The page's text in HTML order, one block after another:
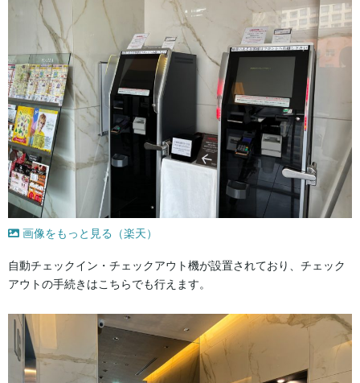
画像をもっと見る（楽天）
自動チェックイン・チェックアウト機が設置されており、チェック
アウトの手続きはこちらでも行えます。